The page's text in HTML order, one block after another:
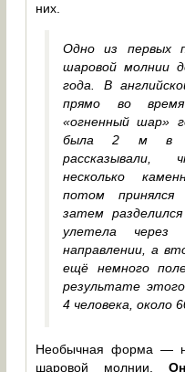
них.
Одно из первых
шаровой молнии
года. В
прямо во время
«огненный шар»
была 2 м в
несколько
потом
затем
улетела через
направлении, а
ещё немного
результате
4 человека, около
Необычная форма —
шаровой молнии.